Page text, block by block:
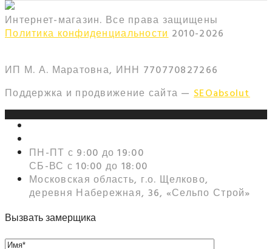
Интернет-магазин. Все права защищены
Политика конфиденциальности2010-2026
ИП М. А. Маратовна, ИНН 770770827266
Поддержка и продвижение сайта — SEOabsolut
ПН-ПТ с 9:00 до 19:00
СБ-ВС с 10:00 до 18:00
Московская область, г.о. Щелково,
деревня Набережная, 36, «Сельпо Строй»
Вызвать замерщика